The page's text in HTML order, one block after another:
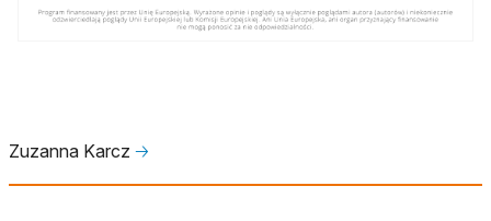
Zuzanna Karcz 🡢